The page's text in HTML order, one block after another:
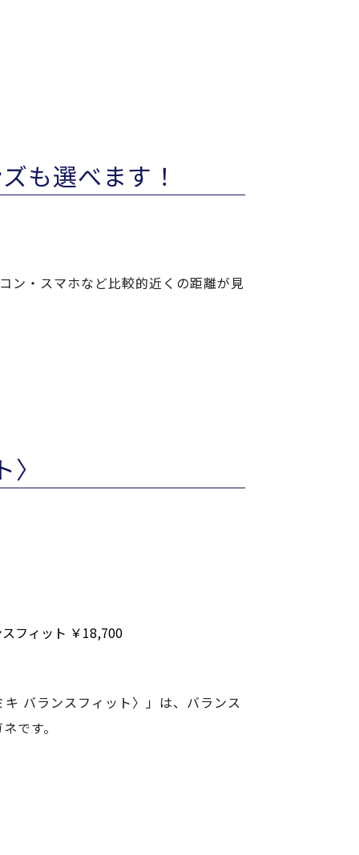
も選べます！
ン・スマホなど比較的近くの距離が見
バランスフィット〉」は、バランス
です。